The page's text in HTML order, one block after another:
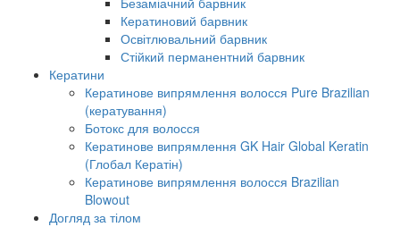
Кератиновий барвник
Освітлювальний барвник
Стійкий перманентний барвник
Кератини
Кератинове випрямлення волосся Pure Brazilian
(кератування)
Ботокс для волосся
Кератинове випрямлення GK Hair Global Keratin
(Глобал Кератін)
Кератинове випрямлення волосся Brazilian
Blowout
Догляд за тілом